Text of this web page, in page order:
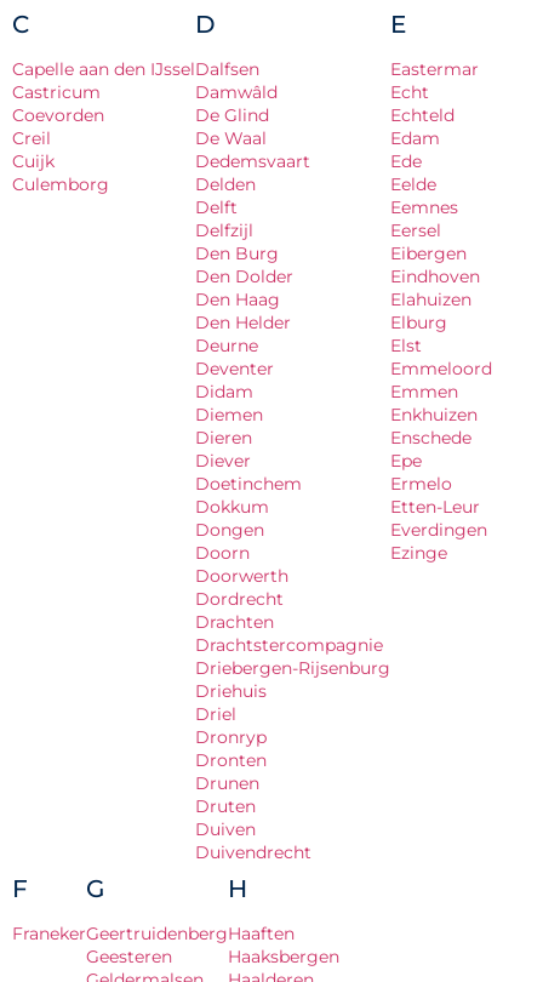
C
Capelle aan den IJssel
Castricum
Coevorden
Creil
Cuijk
Culemborg
D
Dalfsen
Damwâld
De Glind
De Waal
Dedemsvaart
Delden
Delft
Delfzijl
Den Burg
Den Dolder
Den Haag
Den Helder
Deurne
Deventer
Didam
Diemen
Dieren
Diever
Doetinchem
Dokkum
Dongen
Doorn
Doorwerth
Dordrecht
Drachten
Drachtstercompagnie
Driebergen-Rijsenburg
Driehuis
Driel
Dronryp
Dronten
Drunen
Druten
Duiven
Duivendrecht
E
Eastermar
Echt
Echteld
Edam
Ede
Eelde
Eemnes
Eersel
Eibergen
Eindhoven
Elahuizen
Elburg
Elst
Emmeloord
Emmen
Enkhuizen
Enschede
Epe
Ermelo
Etten-Leur
Everdingen
Ezinge
F
Franeker
G
Geertruidenberg
Geesteren
H
Haaften
Haaksbergen